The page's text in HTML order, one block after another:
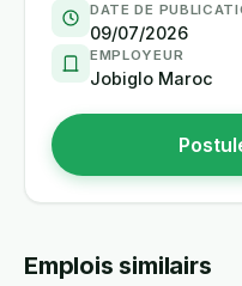
DATE DE
09/07/2026
EMPLOYEUR
Jobiglo Maroc
Emplois similairs